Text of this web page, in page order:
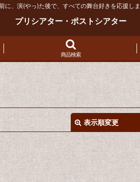
に、演(やっ)た後で、すべての舞台好きを応援し
プリシアター・ポストシアター
商品検索
表示順変更